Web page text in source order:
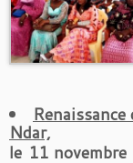
Ndar,
le 11 novembre